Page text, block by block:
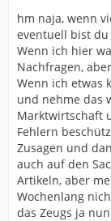
hm naja, wenn
eventuell bist
Wenn ich hier
Nachfragen,
Wenn ich etwas
und nehme das
Marktwirtschaft
Fehlern
Zusagen und
auch auf den
Artikeln, aber
Wochenlang
das Zeugs ja